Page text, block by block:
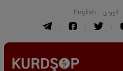
English كوردی